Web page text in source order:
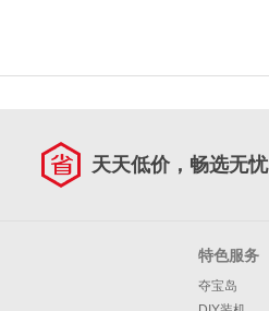
天天低价，畅选无忧
特色服务
夺宝岛